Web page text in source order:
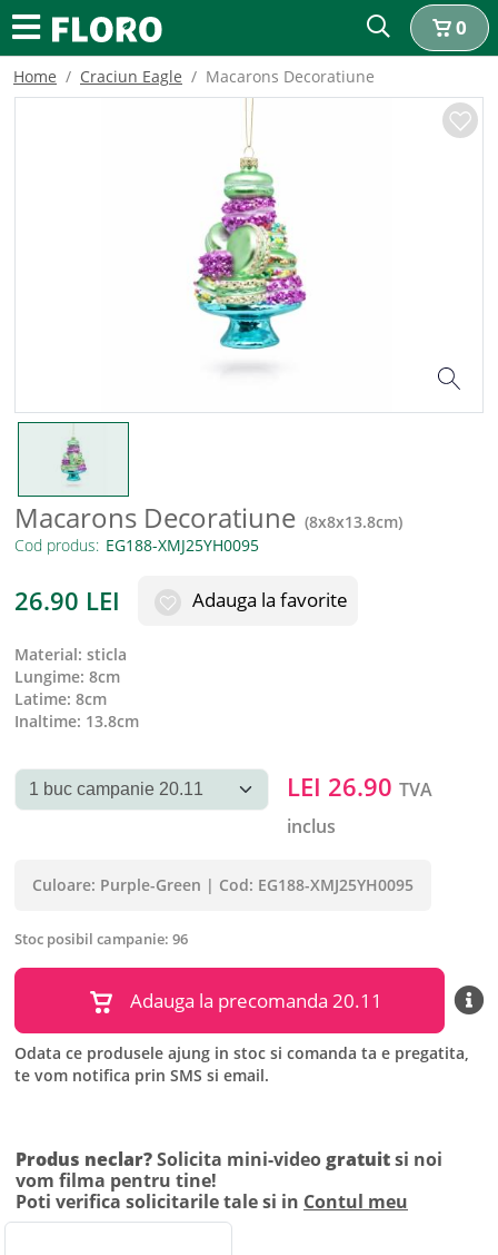
0
Home Craciun Eagle Macarons Decoratiune
Macarons Decoratiune (8x8x13.8cm)
Cod produs:
26.90 LEI Adauga la favorite
material: sticla
lungime: 8cm
latime: 8cm
inaltime: 13.8cm
LEI 26.90 TVA
inclus
Culoare: Purple-Green | Cod: EG188-XMJ25YH0095
Stoc posibil campanie: 96
Adauga la precomanda 20.11
Odata ce produsele ajung in stoc si comanda ta e pregatita,
te vom notifica prin SMS si email.
Produs neclar?Solicita mini-video gratuitsi noi
vom filma pentru tine!
Poti verifica solicitarile tale si in Contul meu